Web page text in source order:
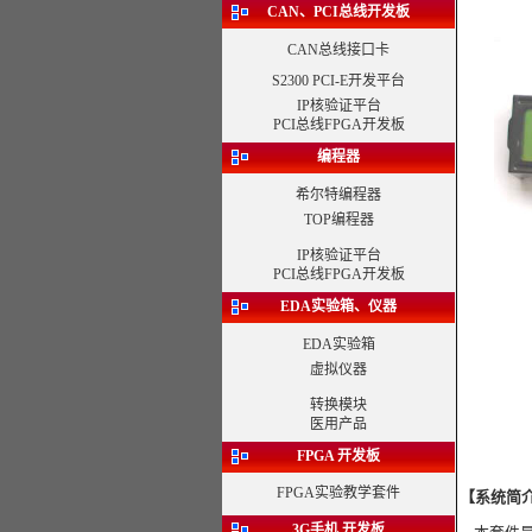
CAN、PCI总线开发板
CAN总线接口卡
S2300 PCI-E开发平台
IP核验证平台
PCI总线FPGA开发板
编程器
希尔特编程器
TOP编程器
IP核验证平台
PCI总线FPGA开发板
EDA实验箱、仪器
EDA实验箱
虚拟仪器
转换模块
医用产品
FPGA 开发板
FPGA实验教学套件
【系统简